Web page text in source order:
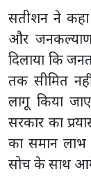
सतीशन ने कहा
और जनकल्याण
दिलाया कि
तक सीमित
लागू किया
सरकार का
का समान
सोच के साथ